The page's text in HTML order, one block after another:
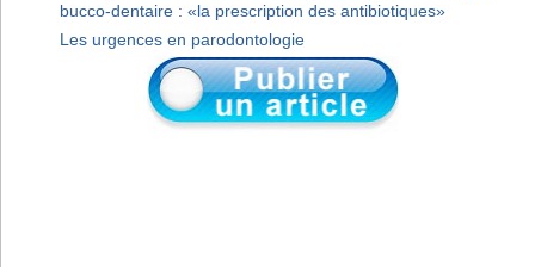
bucco-dentaire : «la prescription des antibiotiques»
Les urgences en parodontologie